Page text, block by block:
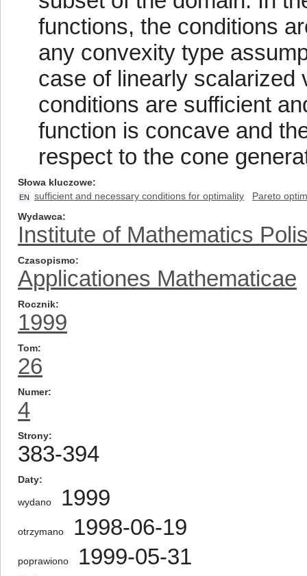
functions, the conditions
any convexity type
case of linearly scalarized
conditions are sufficient
function is concave and
respect to the cone
Słowa kluczowe
EN sufficient and necessary conditions for optimality
Pareto
Wydawca
Institute of Mathematics
Czasopismo
Applicationes Mathematicae
Rocznik
1999
Tom
26
Numer
4
Strony
383-394
Daty
wydano 1999
otrzymano 1998-06-19
poprawiono 1999-05-31